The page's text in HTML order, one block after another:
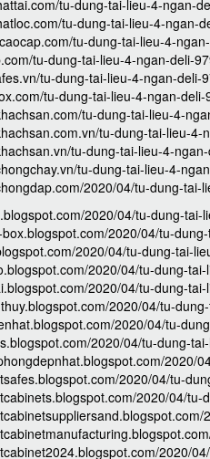
tu-dung-tai-lieu-4-ngan-
tu-dung-tai-lieu-4-ngan-
tu-dung-tai-lieu-4-
tu-dung-tai-lieu-4-ngan-deli-
tu-dung-tai-lieu-4-ngan-deli-
tu-dung-tai-lieu-4-ngan-deli-
tu-dung-tai-lieu-4-
tu-dung-tai-lieu-4-
tu-dung-tai-lieu-4-
tu-dung-tai-lieu-4-
2020/04/tu-dung-tai-
2020/04/tu-dung-tai-
2020/04/tu-
2020/04/tu-dung-tai-
2020/04/tu-dung-
2020/04/tu-dung-
2020/04/tu-
2020/04/tu-
2020/04/tu-dung-
2020/
2020/04/tu-
2020/04/
2020/